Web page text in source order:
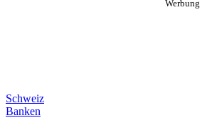
Schweiz
Banken